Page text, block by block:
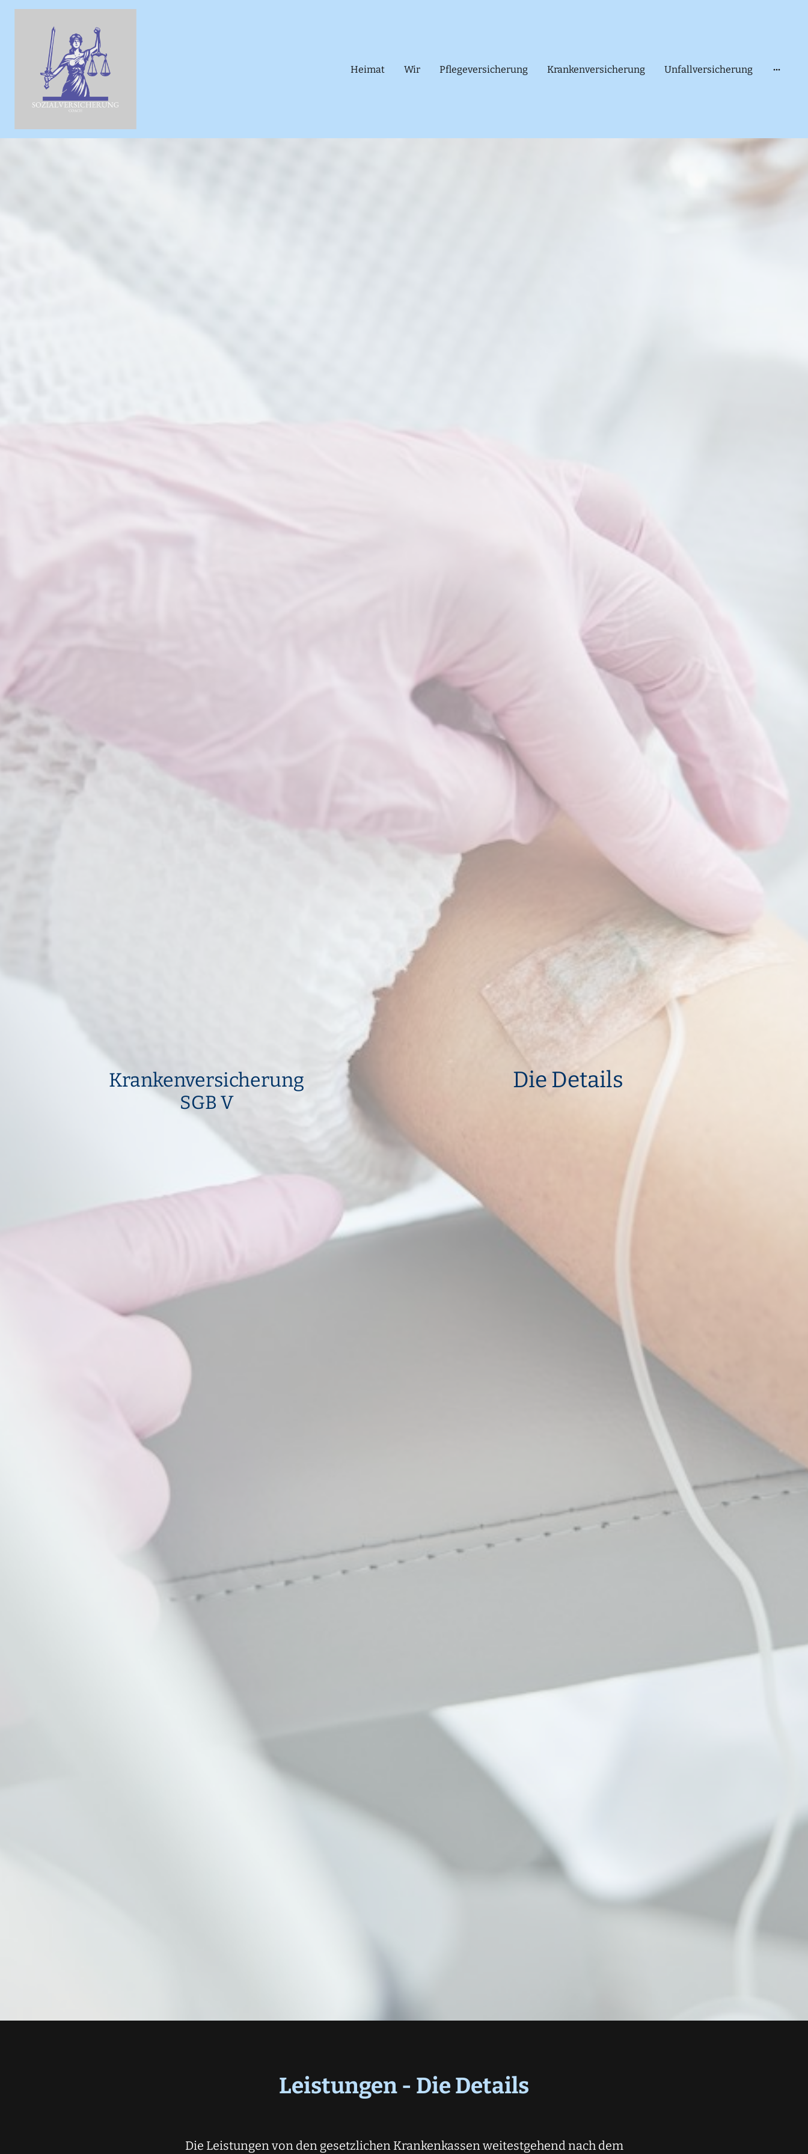
Heimat Wir Pflegeversicherung Krankenversicherung Unfallversicherung
Krankenversicherung
SGB V
Die Details
Leistungen - Die Details
Die Leistungen von den gesetzlichen Krankenkassen weitestgehend nach dem